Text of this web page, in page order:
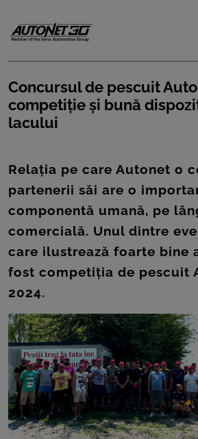
ȘTIRI
CARIERE
DOCUMENTE
UTILE
CSR
PRESS
ROOM
CONTACT
Concursul de pescuit
competiție și bună
lacului
Relația pe care Autonet o
partenerii săi are o
componentă umană, pe
comercială. Unul dintre
care ilustrează foarte bine
fost competiția de pescuit
2024.